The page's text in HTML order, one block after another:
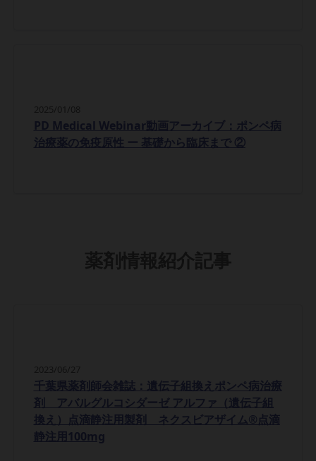
PD Medical Webinar動画アーカイブ：ポンペ病
治療薬の免疫原性 ー 基礎から臨床まで ②
千葉県薬剤師会雑誌：遺伝子組換えポンペ病治療
剤 アバルグルコシダーゼ アルファ（遺伝子組
換え）点滴静注用製剤 ネクスビアザイム®点滴
静注用100mg